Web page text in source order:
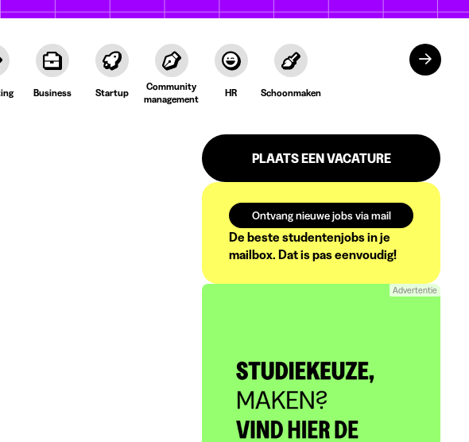
Business Startup
Community
management
HR Schoonmaken
PLAATS EEN VACATURE
Ontvang nieuwe jobs via mail
De beste studentenjobs in je
mailbox. Dat is pas eenvoudig!
Advertentie